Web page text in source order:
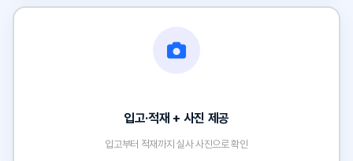
입고·적재 + 사진 제공
입고부터 적재까지 실사 사진으로 확인